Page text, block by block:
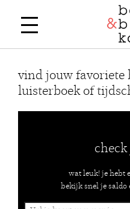
vind jouw favoriete
luisterboek of
check
wat leuk! je hebt
bekijk snel je saldo